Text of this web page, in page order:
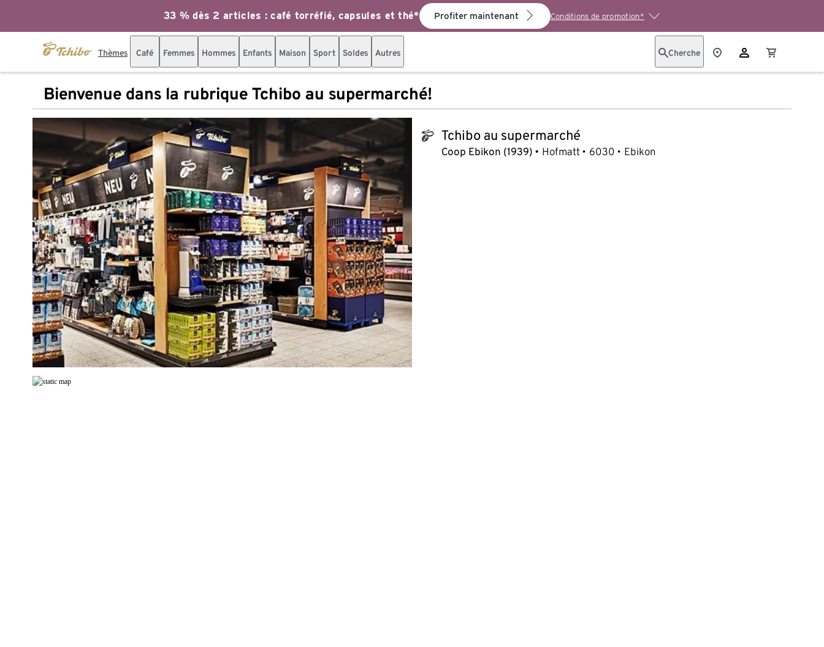
33 % dès 2 articles : café torréfié, capsules et thé* Profiter maintenant Conditions de promotion*
Thèmes Café Femmes Hommes Enfants Maison Sport Soldes Autres Cherche
Bienvenue dans la rubrique Tchibo au supermarché!
tchibo_logo Tchibo au supermarché
Coop Ebikon (1939) Hofmatt 6030 Ebikon